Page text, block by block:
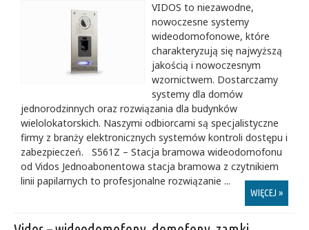
VIDOS to niezawodne,
nowoczesne systemy
wideodomofonowe, które
charakteryzują się najwyższą
jakością i nowoczesnym
wzornictwem. Dostarczamy
systemy dla domów
jednorodzinnych oraz rozwiązania dla budynków
wielolokatorskich. Naszymi odbiorcami są specjalistyczne
firmy z branży elektronicznych systemów kontroli dostępu i
zabezpieczeń. S561Z – Stacja bramowa wideodomofonu
od Vidos Jednoabonentowa stacja bramowa z czytnikiem
linii papilarnych to profesjonalne rozwiązanie ...
WIĘCEJ »